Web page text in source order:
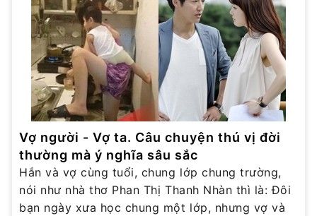
Vợ người - Vợ ta. Câu chuyện thú vị đời
thường mà ý nghĩa sâu sắc
Hắn và vợ cùng tuổi, chung lớp chung trường,
nói như nhà thơ Phan Thị Thanh Nhàn thì là: Đôi
bạn ngày xưa học chung một lớp, nhưng vợ và